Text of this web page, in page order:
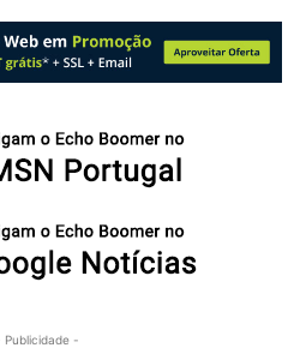
Publicidade -